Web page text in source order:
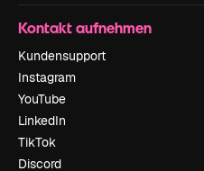
Kontakt aufnehmen
Kundensupport
Instagram
YouTube
LinkedIn
TikTok
Discord